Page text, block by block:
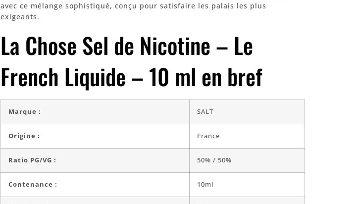
avec ce mélange sophistiqué, conçu pour satisfaire les palais les plus
exigeants.
La Chose Sel de Nicotine – Le
French Liquide – 10 ml en bref
Marque : SALT
Origine : France
Ratio PG/VG : 50% / 50%
Contenance : 10ml